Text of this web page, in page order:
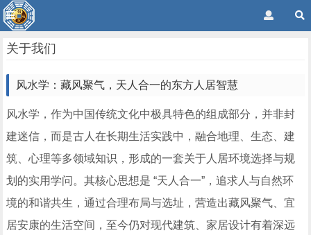
关于我们
风水学：藏风聚气，天人合一的东方人居智慧
风水学，作为中国传统文化中极具特色的组成部分，并非封
建迷信，而是古人在长期生活实践中，融合地理、生态、建
筑、心理等多领域知识，形成的一套关于人居环境选择与规
划的实用学问。其核心思想是 “天人合一”，追求人与自然环
境的和谐共生，通过合理布局与选址，营造出藏风聚气、宜
居安康的生活空间，至今仍对现代建筑、家居设计有着深远